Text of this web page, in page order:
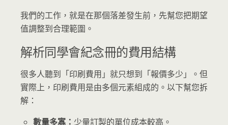
我們的工作，就是在那個落差發生前，先幫您把期望
值調整到合理範圍。
解析同學會紀念冊的費用結構
很多人聽到「印刷費用」就只想到「報價多少」。但
實際上，印刷費用是由多個元素組成的。以下幫您拆
解：
數量多寡： 少量訂製的單位成本較高。